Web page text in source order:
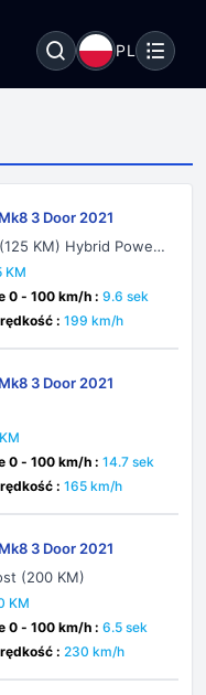
PL
3 Door 2021
KM) Hybrid PowerS
KM
0 - 100 km/h : 9.6 sek
: 199 km/h
3 Door 2021
0 - 100 km/h : 14.7 sek
: 165 km/h
3 Door 2021
(200 KM)
KM
0 - 100 km/h : 6.5 sek
: 230 km/h